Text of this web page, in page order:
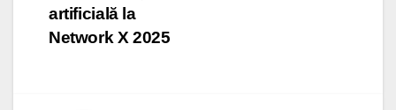
artificială la
Network X 2025